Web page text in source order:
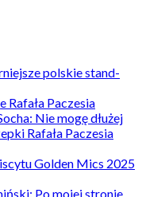
polskie stand-
Nie mogę dłużej
Rafała Paczesia
Golden Mics 2025
Po mojej stronie